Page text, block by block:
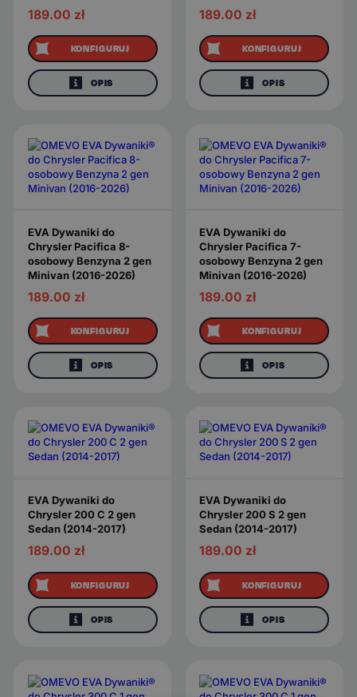
189.00 zł
KONFIGURUJ
OPIS
189.00 zł
KONFIGURUJ
OPIS
EVA Dywaniki do
Chrysler Pacifica 8-
osobowy Benzyna 2 gen
Minivan (2016-2026)
189.00 zł
KONFIGURUJ
OPIS
EVA Dywaniki do
Chrysler Pacifica 7-
osobowy Benzyna 2 gen
Minivan (2016-2026)
189.00 zł
KONFIGURUJ
OPIS
EVA Dywaniki do
Chrysler 200 C 2 gen
Sedan (2014-2017)
189.00 zł
KONFIGURUJ
OPIS
EVA Dywaniki do
Chrysler 200 S 2 gen
Sedan (2014-2017)
189.00 zł
KONFIGURUJ
OPIS